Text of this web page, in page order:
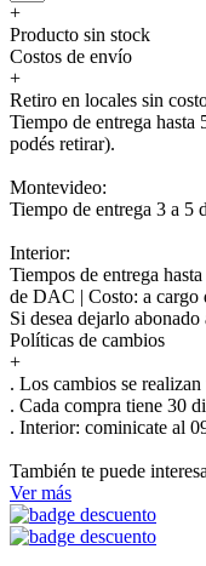
+
Producto sin stock
Costos de envío
+
Retiro en locales sin
Tiempo de entrega hasta
podés retirar).
Montevideo:
Tiempo de entrega 3 a 5
Interior:
Tiempos de entrega
de DAC | Costo: a cargo
Si desea dejarlo
Políticas de cambios
+
. Los cambios se
. Cada compra tiene 30
. Interior: cominicate al
También te puede
Ver más